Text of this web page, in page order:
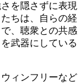
を隠さずに表現
ちは、自らの経
、聴衆との共感
武器にしている
ィンフリーなど